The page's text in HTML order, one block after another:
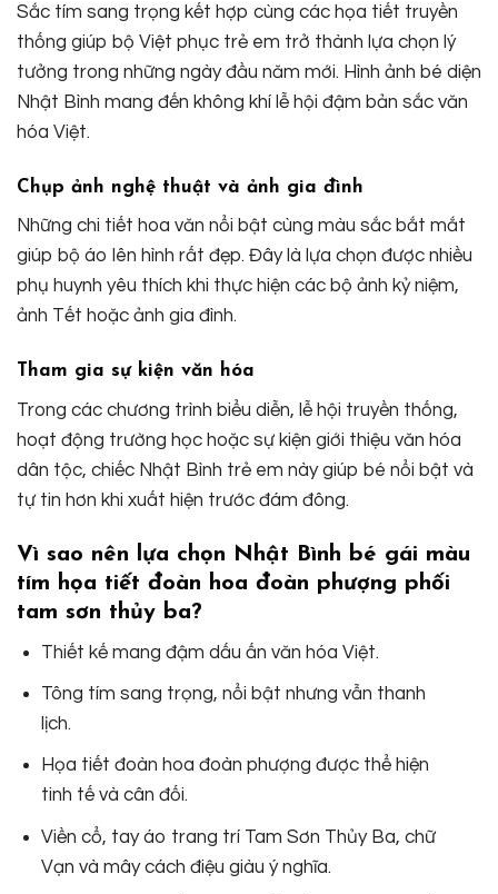
Sắc tím sang trọng kết hợp cùng các họa tiết truyền
thống giúp bộ Việt phục trẻ em trở thành lựa chọn lý
tưởng trong những ngày đầu năm mới. Hình ảnh bé diện
Nhật Bình mang đến không khí lễ hội đậm bản sắc văn
hóa Việt.
Chụp ảnh nghệ thuật và ảnh gia đình
Những chi tiết hoa văn nổi bật cùng màu sắc bắt mắt
giúp bộ áo lên hình rất đẹp. Đây là lựa chọn được nhiều
phụ huynh yêu thích khi thực hiện các bộ ảnh kỷ niệm,
ảnh Tết hoặc ảnh gia đình.
Tham gia sự kiện văn hóa
Trong các chương trình biểu diễn, lễ hội truyền thống,
hoạt động trường học hoặc sự kiện giới thiệu văn hóa
dân tộc, chiếc Nhật Bình trẻ em này giúp bé nổi bật và
tự tin hơn khi xuất hiện trước đám đông.
Vì sao nên lựa chọn Nhật Bình bé gái màu
tím họa tiết đoàn hoa đoàn phượng phối
tam sơn thủy ba?
Thiết kế mang đậm dấu ấn văn hóa Việt.
Tông tím sang trọng, nổi bật nhưng vẫn thanh
lịch.
Họa tiết đoàn hoa đoàn phượng được thể hiện
tinh tế và cân đối.
Viền cổ, tay áo trang trí Tam Sơn Thủy Ba, chữ
Vạn và mây cách điệu giàu ý nghĩa.